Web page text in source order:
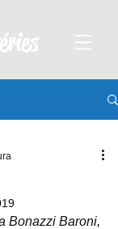
Bonazzi Baroni,